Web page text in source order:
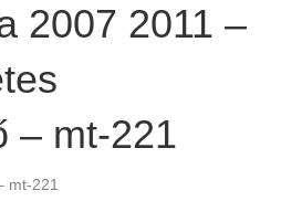
2007 2011 –
– mt-221
mt-221